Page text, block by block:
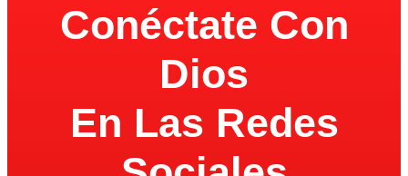
Conéctate Con
Dios
En Las Redes